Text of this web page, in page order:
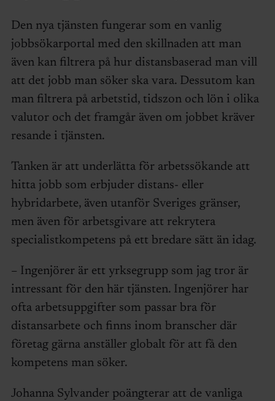
Den nya tjänsten fungerar som en vanlig
jobbsökarportal med den skillnaden att man
även kan filtrera på hur distansbaserad man vill
att det jobb man söker ska vara. Dessutom kan
man filtrera på arbetstid, tidszon och lön i olika
valutor och det framgår även om jobbet kräver
resande i tjänsten.
Tanken är att underlätta för arbetssökande att
hitta jobb som erbjuder distans- eller
hybridarbete, även utanför Sveriges gränser,
men även för arbetsgivare att rekrytera
specialistkompetens på ett bredare sätt än idag.
– Ingenjörer är ett yrksegrupp som jag tror är
intressant för den här tjänsten. Ingenjörer har
ofta arbetsuppgifter som passar bra för
distansarbete och finns inom branscher där
företag gärna anställer globalt för att få den
kompetens man söker.
Johanna Sylvander poängterar att de vanliga